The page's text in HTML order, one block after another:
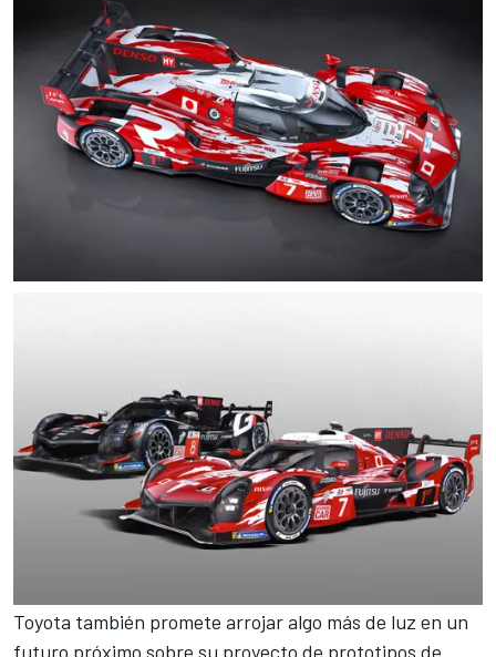
Toyota también promete arrojar algo más de luz en un
futuro próximo sobre su proyecto de prototipos de